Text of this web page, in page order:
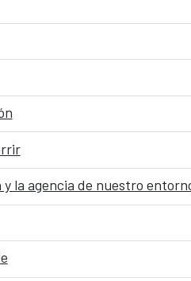
la agencia de nuestro